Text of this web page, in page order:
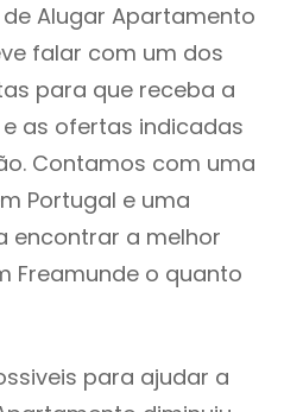
Alugar Apartamento
falar com um dos
para que receba a
as ofertas indicadas
Contamos com uma
Portugal e uma
encontrar a melhor
Freamunde o quanto
para ajudar a